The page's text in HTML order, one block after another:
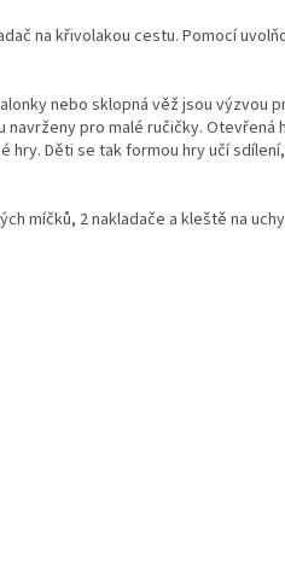
na křivolakou cestu. Pomocí
nebo sklopná věž jsou výzvou
pro malé ručičky. Otevřená
hry. Děti se tak formou hry učí
míčků, 2 nakladače a kleště na